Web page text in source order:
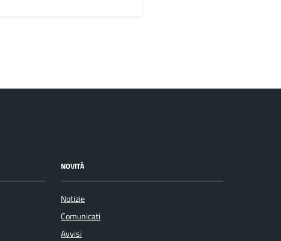
NOVITÀ
Notizie
Comunicati
Avvisi